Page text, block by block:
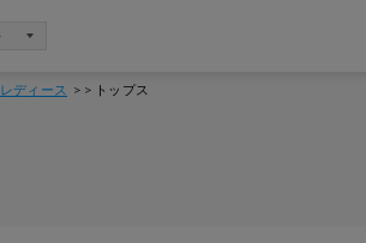
レディース トップス